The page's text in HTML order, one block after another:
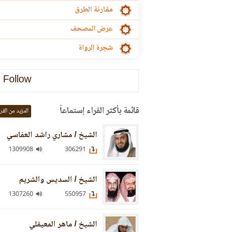
مقارنة الطرق
عرض المصحف
شجرة الرواة
Follow
قائمة بأكثر القراء إستماعاً المزيد من
الشيخ / مشاري راشد العفاسي
الشيخ / السديس والشريم
الشيخ / ماهر المعيقلي